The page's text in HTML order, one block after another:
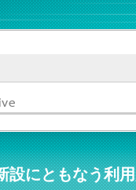
設にともなう利